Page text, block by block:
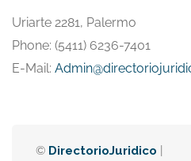
Uriarte 2281, Palermo
Phone: (5411) 6236-7401
E-Mail:
© DirectorioJuridico